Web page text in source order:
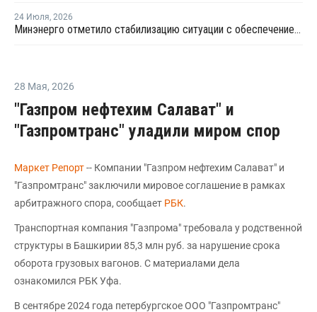
24 Июля, 2026
Минэнерго отметило стабилизацию ситуации с обеспечением топливом в ряде регионов
28 Мая, 2026
"Газпром нефтехим Салават" и
"Газпромтранс" уладили миром спор
Маркет Репорт-- Компании "Газпром нефтехим Салават" и
"Газпромтранс" заключили мировое соглашение в рамках
арбитражного спора, сообщает РБК.
Транспортная компания "Газпрома" требовала у родственной
структуры в Башкирии 85,3 млн руб. за нарушение срока
оборота грузовых вагонов. С материалами дела
ознакомился РБК Уфа.
В сентябре 2024 года петербургское ООО "Газпромтранс"